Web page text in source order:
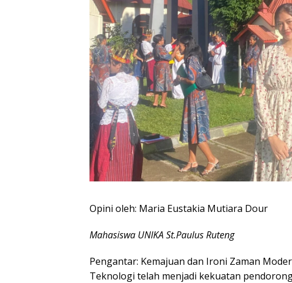
Opini oleh: Maria Eustakia Mutiara Dour
Mahasiswa UNIKA St.Paulus Ruteng
​Pengantar: Kemajuan dan Ironi Zaman
​Teknologi telah menjadi kekuatan